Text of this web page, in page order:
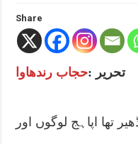
Share
تحریر :حجاب رندھاوا
کا ڈھیر تھا اپاہج لوگوں اور